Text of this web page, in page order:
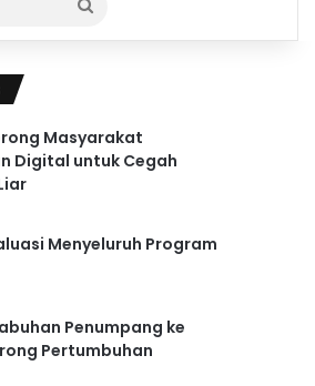
Search
for
Masyarakat
Digital untuk Cegah
Menyeluruh Program
Penumpang ke
Pertumbuhan